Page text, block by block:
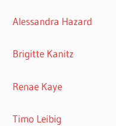
Alessandra Hazard
Brigitte Kanitz
Renae Kaye
Timo Leibig